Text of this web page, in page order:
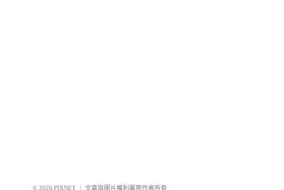
© 2026 PIXNET 文章與圖片權利屬原作者所有